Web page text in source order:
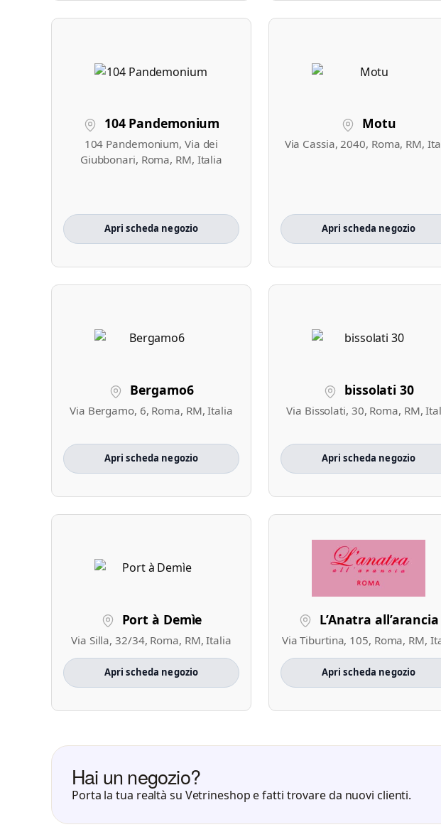
104 Pandemonium
104 Pandemonium, Via dei
Giubbonari, Roma, RM, Italia
Apri scheda negozio
Motu
Via Cassia, 2040, Roma, RM,
Apri scheda negozio
Bergamo6
Via Bergamo, 6, Roma, RM, Italia
Apri scheda negozio
bissolati 30
Via Bissolati, 30, Roma, RM,
Apri scheda negozio
Port à Demìe
Via Silla, 32/34, Roma, RM, Italia
Apri scheda negozio
L’Anatra all’arancia
Via Tiburtina, 105, Roma, RM,
Apri scheda negozio
Hai un negozio?
Porta la tua realtà su Vetrineshop e fatti trovare da nuovi clienti.